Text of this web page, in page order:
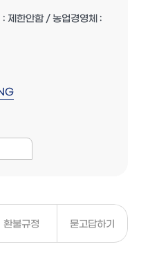
제한안함 / 농업경영체 :
환불규정 묻고답하기